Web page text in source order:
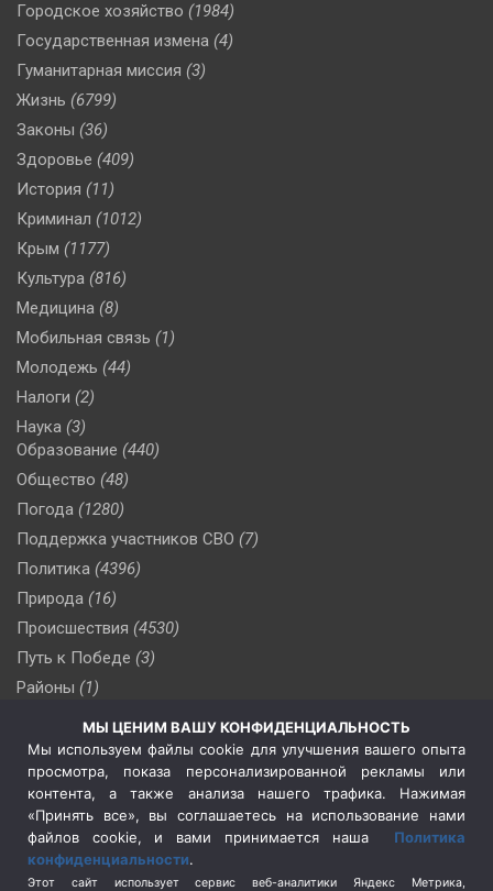
Городское хозяйство (1984)
Государственная измена (4)
Гуманитарная миссия (3)
Жизнь (6799)
Законы (36)
Здоровье (409)
История (11)
Криминал (1012)
Крым (1177)
Культура (816)
Медицина (8)
Мобильная связь (1)
Молодежь (44)
Налоги (2)
Наука (3)
Образование (440)
Общество (48)
Погода (1280)
Поддержка участников СВО (7)
Политика (4396)
Природа (16)
Происшествия (4530)
Путь к Победе (3)
Районы (1)
(509)
Сельское хозяйство (3)
Социальная политика
(3)
Спецоперация в Украине
Спецоперация на Украине
(404)
Спорт (740)
МЫ ЦЕНИМ ВАШУ КОНФИДЕНЦИАЛЬНОСТЬ
Мы используем файлы cookie для улучшения вашего опыта
просмотра, показа персонализированной рекламы или
контента, а также анализа нашего трафика. Нажимая
«Принять все», вы соглашаетесь на использование нами
файлов cookie, и вами принимается наша Политика
конфиденциальности.
Этот сайт использует сервис веб-аналитики Яндекс Метрика,